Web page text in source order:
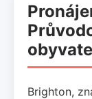
Brighton,